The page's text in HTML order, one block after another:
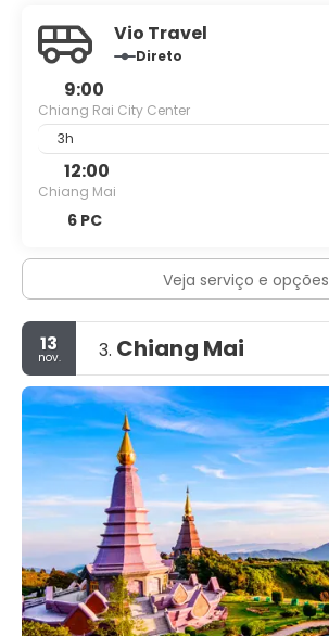
Vio Travel
Direto
9:00
Chiang Rai City Center
3h
12:00
Chiang Mai
6 PC
Veja serviço e opções
13
nov. 3. Chiang Mai